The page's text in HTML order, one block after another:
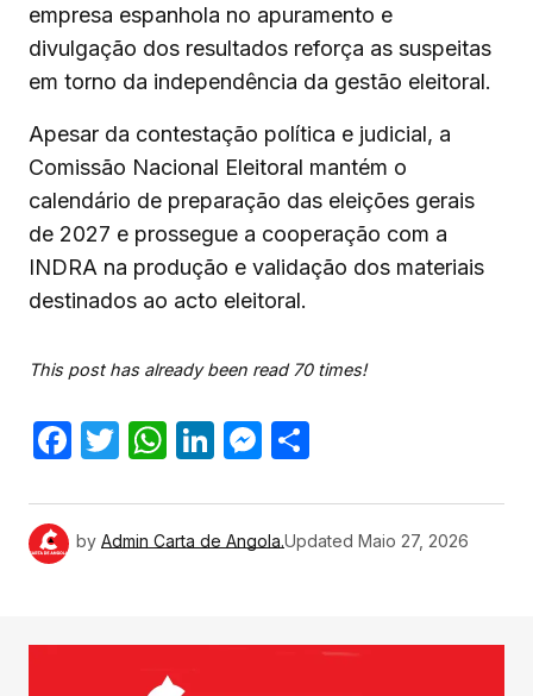
empresa espanhola no apuramento e
divulgação dos resultados reforça as suspeitas
em torno da independência da gestão eleitoral.
Apesar da contestação política e judicial, a
Comissão Nacional Eleitoral mantém o
calendário de preparação das eleições gerais
de 2027 e prossegue a cooperação com a
INDRA na produção e validação dos materiais
destinados ao acto eleitoral.
This post has already been read 70 times!
Facebook
Twitter
WhatsApp
LinkedIn
Messenger
by Admin Carta de Angola.Updated Maio 27, 2026